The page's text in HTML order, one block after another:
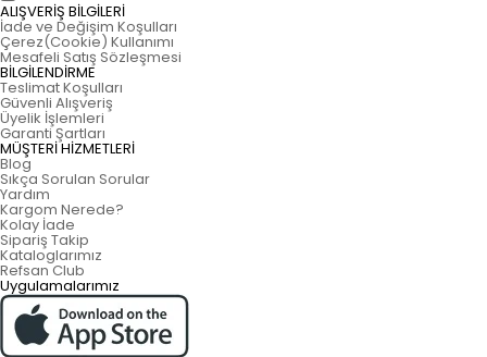
ALIŞVERİŞ BİLGİLERİ
İade ve Değişim Koşulları
Çerez(Cookie) Kullanımı
Mesafeli Satış Sözleşmesi
BİLGİLENDİRME
Teslimat Koşulları
Güvenli Alışveriş
Üyelik İşlemleri
Garanti Şartları
MÜŞTERİ HİZMETLERİ
Blog
Sıkça Sorulan Sorular
Yardım
Kargom Nerede?
Kolay İade
Sipariş Takip
Kataloglarımız
Refsan Club
Uygulamalarımız